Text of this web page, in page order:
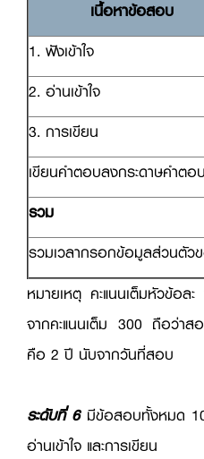
เนื้อหาข้อสอบ
1. ฟังเข้าใจ
2. อ่านเข้าใจ
3. การเขียน
เขียนคำตอบลงกระดาษคำตอบ
รวม
รวมเวลากรอกข้อมูลส่วนตั
หมายเหตุ คะแนนเต็มหัวข้อล
จากคะแนนเต็ม 300 ถือว่าส
คือ 2 ปี นับจากวันที่สอบ
ระดับที่ 6มีข้อสอบทั้งหมด
อ่านเข้าใจ และการเขียน